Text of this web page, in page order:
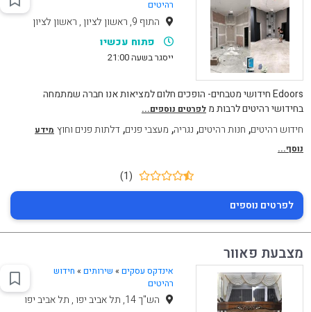
רהיטים
התוף 9, ראשון לציון , ראשון לציון
פתוח עכשיו
ייסגר בשעה 21:00
Edoors חידושי מטבחים- הופכים חלום למציאות אנו חברה שמתמחה
בחידושי רהיטים לרבות מ לפרטים נוספים...
חידוש רהיטים, חנות רהיטים, נגריה, מעצבי פנים,דלתות פנים וחוץ מידע
נוסף...
(1)
לפרטים נוספים
מצבעת פאוור
אינדקס עסקים » שירותים» חידוש
רהיטים
הש"ך 14, תל אביב יפו , תל אביב יפו